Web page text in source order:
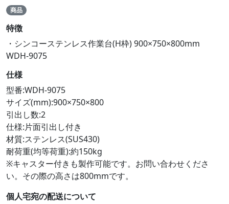
商品
特徴
・シンコーステンレス作業台(H枠) 900×750×800mm
WDH-9075
仕様
型番:WDH-9075
サイズ(mm):900×750×800
引出し数:2
仕様:片面引出し付き
材質:ステンレス(SUS430)
耐荷重(均等荷重):約150kg
※キャスター付きも製作可能です。お問い合わせくださ
い。その際の高さは800mmです。
個人宅宛の配送について